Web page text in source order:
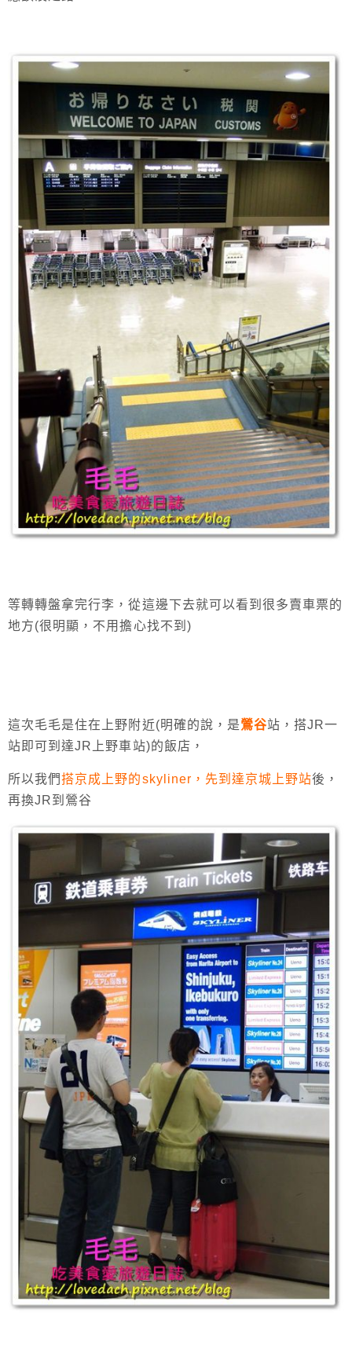
等轉轉盤拿完行李，從這邊下去就可以看到很多賣車票的
地方(很明顯，不用擔心找不到)
這次毛毛是住在上野附近(明確的說，是鶯谷站，搭JR一
站即可到達JR上野車站)的飯店，
所以我們搭京成上野的skyliner，先到達京城上野站後，
再換JR到鶯谷